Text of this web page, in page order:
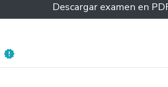
Descargar examen en
new_releases